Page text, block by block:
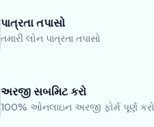
પાત્રતા તપાસો
તમારી લોન પાત્રતા તપાસો
અરજી સબમિટ કરો
100% ઓનલાઇન અરજી ફોર્મ પૂર્ણ કરો